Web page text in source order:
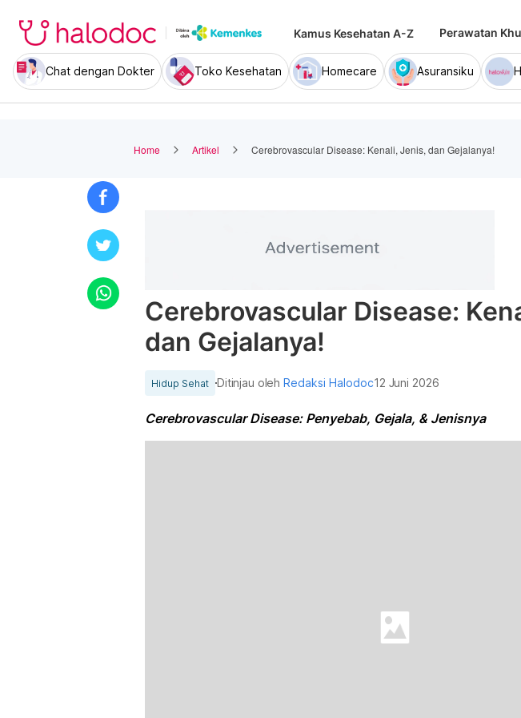
Kamus Kesehatan A-Z Perawatan
Chat dengan Dokter Toko Kesehatan Homecare Asuransiku
Home Artikel Cerebrovascular Disease: Kenali, Jenis, dan Gejalanya!
Cerebrovascular Disease:
dan Gejalanya!
Hidup Sehat Ditinjau olehRedaksi Halodoc12 Juni 2026
Cerebrovascular Disease: Penyebab, Gejala, & Jenisnya